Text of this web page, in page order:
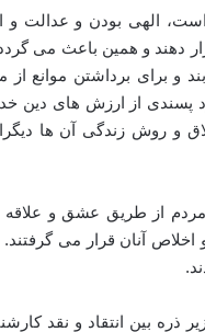
الهی بودن و عدالت و
دهند و همین باعث می
و برای برداشتن موانع از
پسندی از ارزش های دین
و روش زندگی آن ها
از طریق عشق و علاقه
آنان قرار می گرفتند.
بین انتقاد و نقد